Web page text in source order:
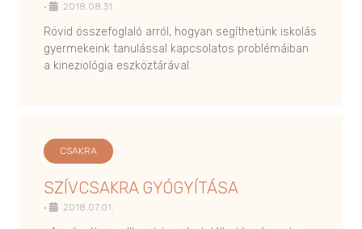
• 2018.08.31.
Rövid összefoglaló arról, hogyan segíthetünk iskolás
gyermekeink tanulással kapcsolatos problémáiban
a kineziológia eszköztárával.
CSAKRA
SZÍVCSAKRA GYÓGYÍTÁSA
• 2018.07.01.